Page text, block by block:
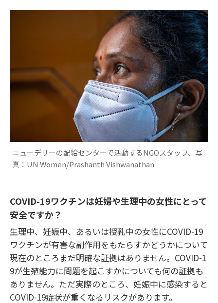
ニューデリーの配給センターで活動するNGOスタッフ、写
真：UN Women/Prashanth Vishwanathan
COVID-19ワクチンは妊婦や生理中の女性にとって
安全ですか？
生理中、妊娠中、あるいは授乳中の女性にCOVID-19
ワクチンが有害な副作用をもたらすかどうかについて
現在のところまだ明確な証拠はありません。COVID-1
9が生殖能力に問題を起こすかについても何の証拠も
ありません。ただ実際のところ、妊娠中に感染すると
COVID-19症状が重くなるリスクがあります。